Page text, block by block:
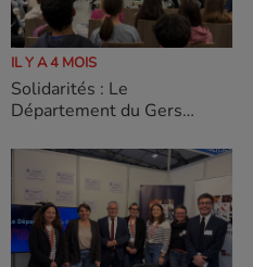
IL Y A 4 MOIS
Solidarités : Le
Département du Gers
métiers du “care” auprès
des jeunes